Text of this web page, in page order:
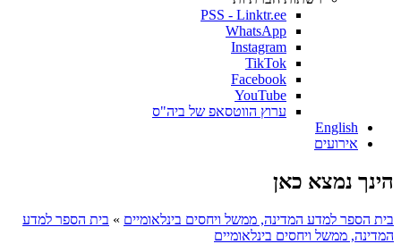
PSS - Linktr.ee
WhatsApp
Instagram
TikTok
Facebook
YouTube
ערוץ הווטסאפ של ביה"ס
English
אירועים
הינך נמצא כאן
בית הספר למדע המדינה, ממשל ויחסים בינלאומיים » בית הספר למדע
המדינה, ממשל ויחסים בינלאומיים